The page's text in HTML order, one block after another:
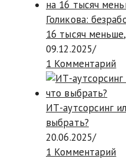
Голикова:
16 тысяч
09.12.2025/
1 Комментарий
ИТ-аутсорсинг
выбрать?
20.06.2025/
1 Комментарий